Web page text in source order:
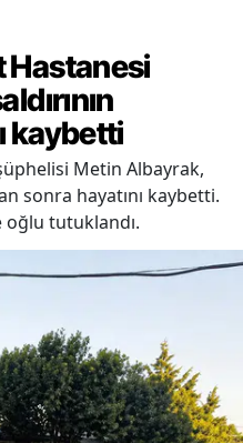
Hastanesi
kaybetti
Metin Albayrak,
sonra hayatını kaybetti.
oğlu tutuklandı.